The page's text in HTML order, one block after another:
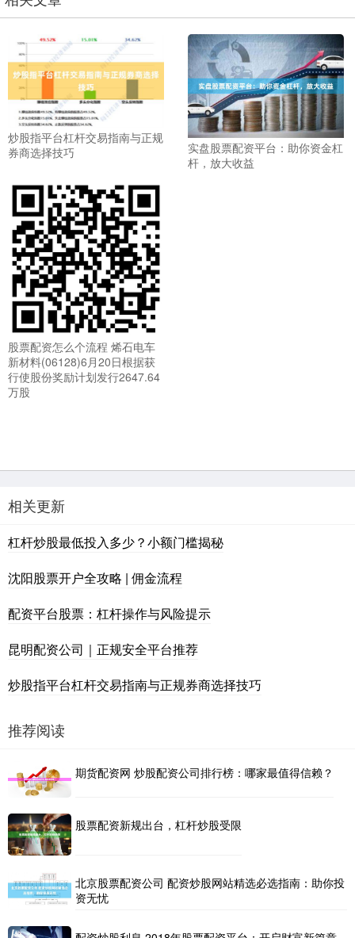
炒股指平台杠杆交易指南与正规
券商选择技巧
实盘股票配资平台：助你资金杠
杆，放大收益
股票配资怎么个流程 烯石电车
新材料(06128)6月20日根据获
行使股份奖励计划发行2647.64
万股
相关更新
杠杆炒股最低投入多少？小额门槛揭秘
沈阳股票开户全攻略 | 佣金流程
配资平台股票：杠杆操作与风险提示
昆明配资公司｜正规安全平台推荐
炒股指平台杠杆交易指南与正规券商选择技巧
推荐阅读
期货配资网 炒股配资公司排行榜：哪家最值得信赖？
股票配资新规出台，杠杆炒股受限
北京股票配资公司 配资炒股网站精选必选指南：助你投
资无忧